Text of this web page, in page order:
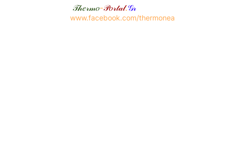
𝒯𝒽𝑒𝓇𝓂𝑜-𝒫𝑜𝓇𝓉𝒶𝓁.𝒢𝓇
www.facebook.com/thermonea